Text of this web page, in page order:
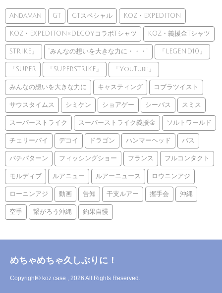
Andaman GT GTスペシャル KOZ・EXPEDITON
KOZ・EXPEDITON×DECOYコラボTシャツ KOZ・義援金Tシャツ
STRIKE」 ”みんなの想いを大きな力に・・・” 「LEGEND10」
「SUPER 「SUPERSTRIKE」 「YouTube」
みんなの想いを大きな力に キャスティング コブラツイスト
サウスタイムス シミケン ショアゲー シーバス スミス
スーパーストライク スーパーストライク義援金 ソルトワールド
チェリーパイ デコイ ドラゴン ハンマーヘッド バス
バチパターン フィッシングショー フランス フルコンタクト
モルディブ ルアニュー ルアーニュース ロウニンアジ
ローニンアジ 動画 告知 干支ルアー 握手会 沖縄
空手 繋がろう沖縄 釣果自慢
めちゃめちゃ久しぶりに！
Copyright© koz case , 2026 All Rights Reserved.